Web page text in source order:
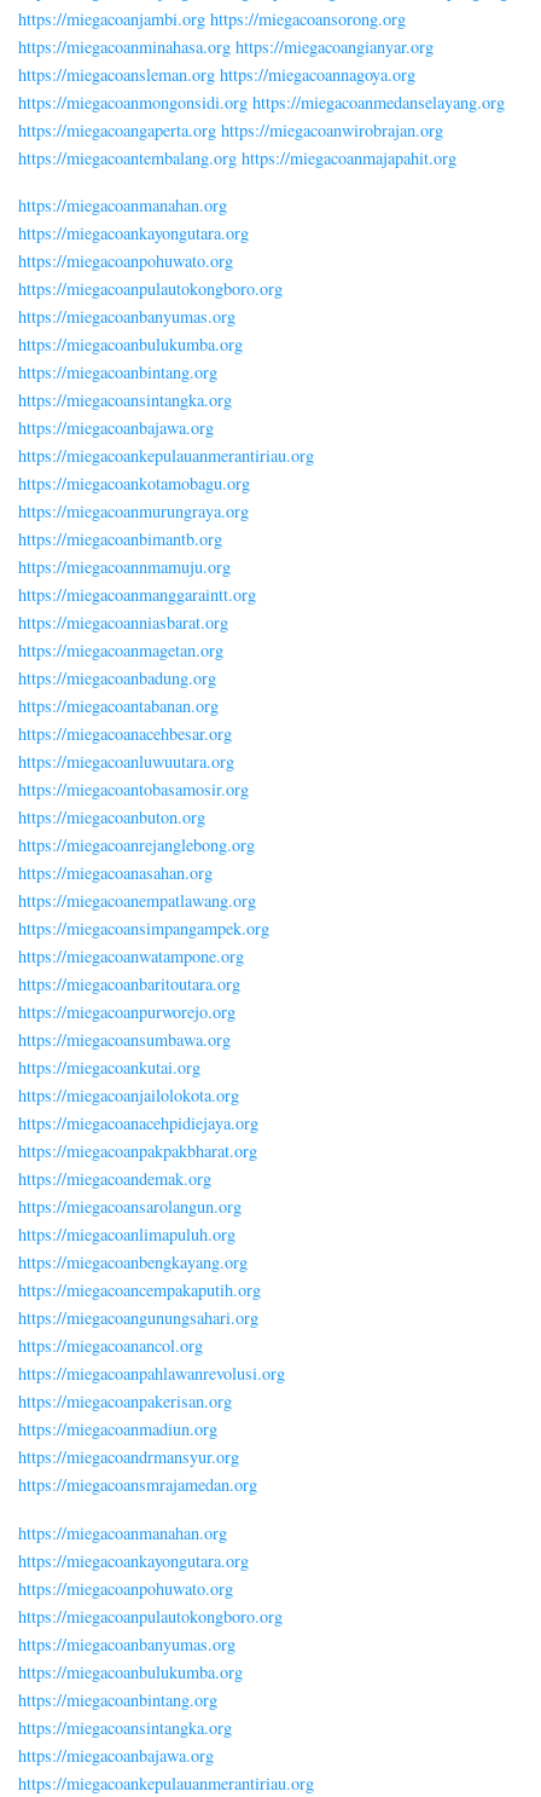
https://miegacoanjambi.org https://miegacoansorong.org
https://miegacoanminahasa.org https://miegacoangianyar.org
https://miegacoansleman.org https://miegacoannagoya.org
https://miegacoanmongonsidi.org https://miegacoanmedanselayang.org
https://miegacoangaperta.org https://miegacoanwirobrajan.org
https://miegacoantembalang.org https://miegacoanmajapahit.org
https://miegacoanmanahan.org
https://miegacoankayongutara.org
https://miegacoanpohuwato.org
https://miegacoanpulautokongboro.org
https://miegacoanbanyumas.org
https://miegacoanbulukumba.org
https://miegacoanbintang.org
https://miegacoansintangka.org
https://miegacoanbajawa.org
https://miegacoankepulauanmerantiriau.org
https://miegacoankotamobagu.org
https://miegacoanmurungraya.org
https://miegacoanbimantb.org
https://miegacoannmamuju.org
https://miegacoanmanggaraintt.org
https://miegacoanniasbarat.org
https://miegacoanmagetan.org
https://miegacoanbadung.org
https://miegacoantabanan.org
https://miegacoanacehbesar.org
https://miegacoanluwuutara.org
https://miegacoantobasamosir.org
https://miegacoanbuton.org
https://miegacoanrejanglebong.org
https://miegacoanasahan.org
https://miegacoanempatlawang.org
https://miegacoansimpangampek.org
https://miegacoanwatampone.org
https://miegacoanbaritoutara.org
https://miegacoanpurworejo.org
https://miegacoansumbawa.org
https://miegacoankutai.org
https://miegacoanjailolokota.org
https://miegacoanacehpidiejaya.org
https://miegacoanpakpakbharat.org
https://miegacoandemak.org
https://miegacoansarolangun.org
https://miegacoanlimapuluh.org
https://miegacoanbengkayang.org
https://miegacoancempakaputih.org
https://miegacoangunungsahari.org
https://miegacoanancol.org
https://miegacoanpahlawanrevolusi.org
https://miegacoanpakerisan.org
https://miegacoanmadiun.org
https://miegacoandrmansyur.org
https://miegacoansmrajamedan.org
https://miegacoanmanahan.org
https://miegacoankayongutara.org
https://miegacoanpohuwato.org
https://miegacoanpulautokongboro.org
https://miegacoanbanyumas.org
https://miegacoanbulukumba.org
https://miegacoanbintang.org
https://miegacoansintangka.org
https://miegacoanbajawa.org
https://miegacoankepulauanmerantiriau.org